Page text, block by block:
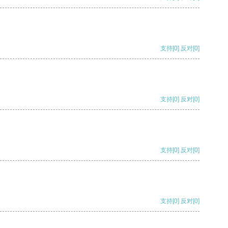
支持[0] 反对[0]
支持[0] 反对[0]
支持[0] 反对[0]
支持[0] 反对[0]